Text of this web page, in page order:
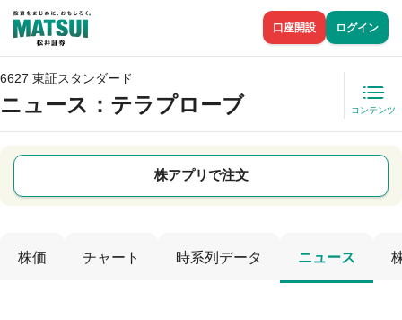
口座開設 ログイン
6627 東証スタンダード
ニュース ：テラプローブ コンテンツ
株アプリで注文
株価 チャート 時系列データ ニュース